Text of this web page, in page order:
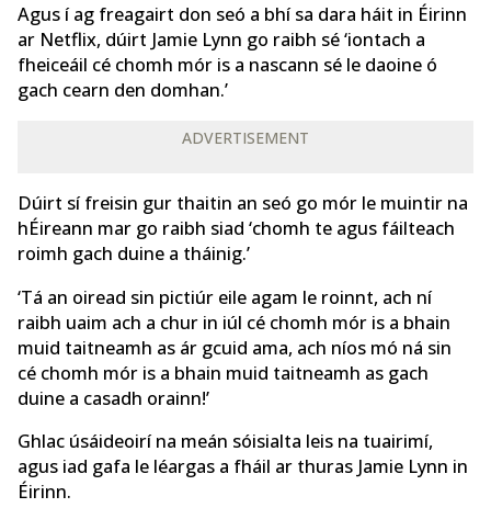
Agus í ag freagairt don seó a bhí sa dara háit in Éirinn
ar Netflix, dúirt Jamie Lynn go raibh sé ‘iontach a
fheiceáil cé chomh mór is a nascann sé le daoine ó
gach cearn den domhan.’
ADVERTISEMENT
Dúirt sí freisin gur thaitin an seó go mór le muintir na
hÉireann mar go raibh siad ‘chomh te agus fáilteach
roimh gach duine a tháinig.’
‘Tá an oiread sin pictiúr eile agam le roinnt, ach ní
raibh uaim ach a chur in iúl cé chomh mór is a bhain
muid taitneamh as ár gcuid ama, ach níos mó ná sin
cé chomh mór is a bhain muid taitneamh as gach
duine a casadh orainn!’
Ghlac úsáideoirí na meán sóisialta leis na tuairimí,
agus iad gafa le léargas a fháil ar thuras Jamie Lynn in
Éirinn.